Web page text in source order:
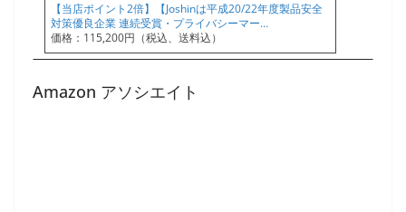
【当店ポイント2倍】【Joshinは平成20/22年度製品安全
対策優良企業 連続受賞・プライバシーマー…
価格：115,200円（税込、送料込）
Amazon アソシエイト